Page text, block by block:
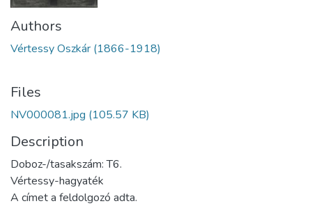
Authors
Vértessy Oszkár (1866-1918)
Files
NV000081.jpg (105.57 KB)
Description
Doboz-/tasakszám: T6.
Vértessy-hagyaték
A címet a feldolgozó adta.